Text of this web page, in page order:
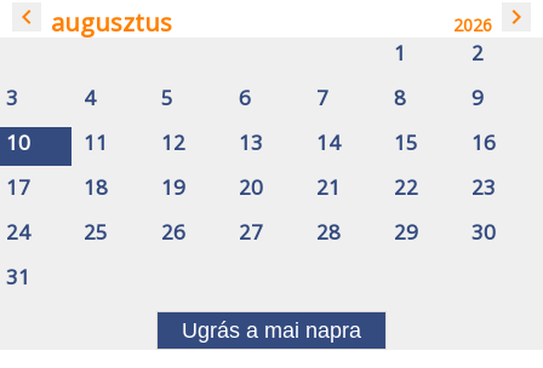
navigate_before augusztus 2026 navigate_next
1
2
3
4 5 6 7 8
9
10
11 12 13 14 15
16
17
18 19 20 21 22
23
24
25 26 27 28 29
30
31
Ugrás a mai napra